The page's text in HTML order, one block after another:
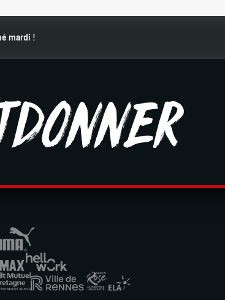
mardi !